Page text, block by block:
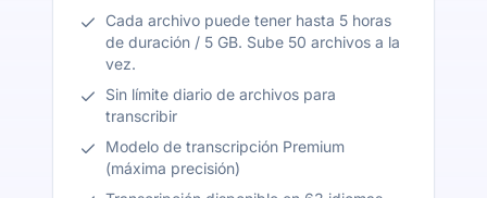
Cada archivo puede tener hasta 5 horas
de duración / 5 GB. Sube 50 archivos a la
vez.
Sin límite diario de archivos para
transcribir
Modelo de transcripción Premium
(máxima precisión)